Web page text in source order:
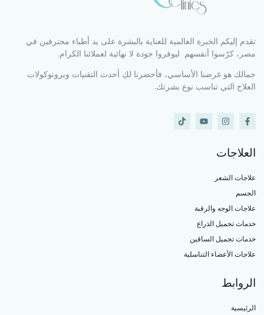
تقدم إليكم الخبرة العالمية للعناية بالبشرة على يد أطباء محترفين في
مصر، كرّسوا أنفسهم ليوفروا جودة لا نهائية لعملائنا الكرام.
جمالك هو غرضنا الأساسي، فأحضرنا لكِ أحدث التقنيات وبروتوكولات
العلاج التي تناسب نوع بشرتك.
العلاجات
علاجات الشعر
الجسم
علاجات الوجه والرقبة
خدمات تجميل الذراع
خدمات تجميل الساقين
علاجات الأعضاء التناسلية
الروابط
الرئيسية